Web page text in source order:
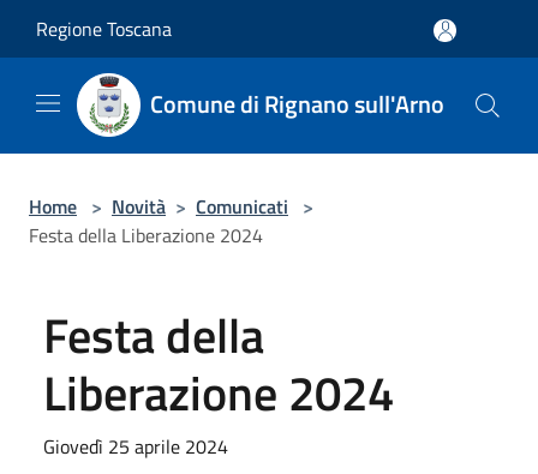
Regione Toscana
Comune di Rignano sull'Arno
Home > Novità > Comunicati >
Festa della Liberazione 2024
Festa della
Liberazione 2024
Giovedì 25 aprile 2024